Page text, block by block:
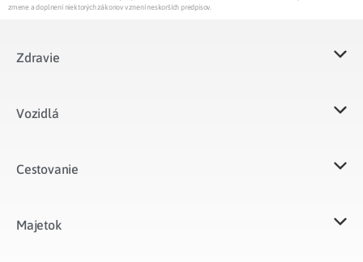
zmene a doplnení niektorých zákonov v znení neskorších predpisov.
Zdravie
Vozidlá​
Cestovanie
Majetok​